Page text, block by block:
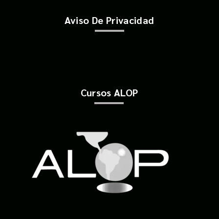
Aviso De Privacidad
Cursos ALOP